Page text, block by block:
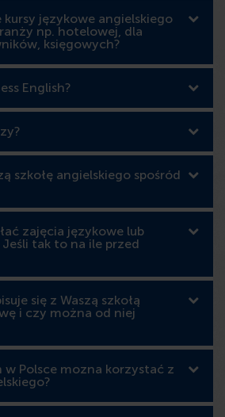
językowe angielskiego
np. hotelowej, dla
księgowych?
English?
szkołę angielskiego spośród
zajęcia językowe lub
tak to na ile przed
się z Waszą szkołą
i czy można od niej
w Polsce mozna korzystać z